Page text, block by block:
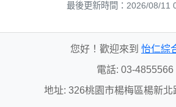
最後更新時間：2026/08/11
您好！歡迎來到 怡仁綜
電話: 03-4855566
地址: 326桃園市楊梅區楊新